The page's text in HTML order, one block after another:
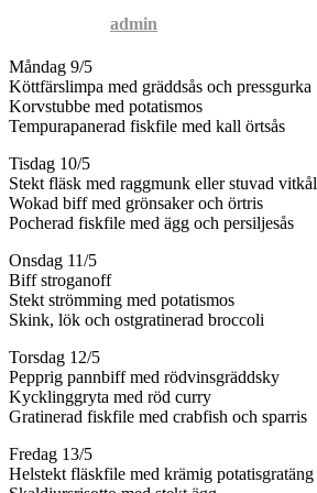
admin
Måndag 9/5
Köttfärslimpa med gräddsås och pressgurka
Korvstubbe med potatismos
Tempurapanerad fiskfile med kall örtsås
Tisdag 10/5
Stekt fläsk med raggmunk eller stuvad vitkål
Wokad biff med grönsaker och örtris
Pocherad fiskfile med ägg och persiljesås
Onsdag 11/5
Biff stroganoff
Stekt strömming med potatismos
Skink, lök och ostgratinerad broccoli
Torsdag 12/5
Pepprig pannbiff med rödvinsgräddsky
Kycklinggryta med röd curry
Gratinerad fiskfile med crabfish och sparris
Fredag 13/5
Helstekt fläskfile med krämig potatisgratäng